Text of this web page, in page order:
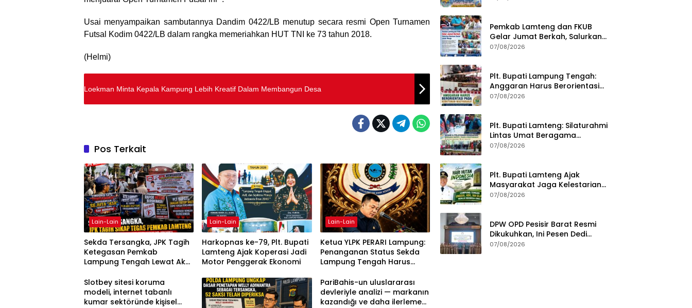
Usai menyampaikan sambutannya Dandim 0422/LB menutup secara resmi Open Turnamen
Futsal Kodim 0422/LB dalam rangka memeriahkan HUT TNI ke 73 tahun 2018.
(Helmi)
Loekman Minta Kepala Kampung Lebih Kreatif Dalam Membangun Desa
Pos Terkait
Lain-Lain
Sekda Tersangka, JPK Tagih
Ketegasan Pemkab
Lampung Tengah Lewat Aksi
Lain-Lain
Harkopnas ke-79, Plt. Bupati
Lamteng Ajak Koperasi Jadi
Motor Penggerak Ekonomi
Lain-Lain
Ketua YLPK PERARI Lampung:
Penanganan Status Sekda
Lampung Tengah Harus
Tekanan Opini
Slotbey sitesi koruma
modeli, internet tabanlı
kumar sektöründe kişisel
PariBahis-un uluslararası
devleriyle analizi — markanın
kazandığı ve daha ilerlemesi
Pemkab Lamteng dan FKUB
Gelar Jumat Berkah, Salurkan
Bantuan Sosial untuk Warga
07/08/2026
Plt. Bupati Lampung Tengah:
Anggaran Harus Berorientasi
pada Kebutuhan Masyarakat
07/08/2026
Plt. Bupati Lamteng: Silaturahmi
Lintas Umat Beragama
Menjaga Kondusivitas Daerah
07/08/2026
Plt. Bupati Lamteng Ajak
Masyarakat Jaga Kelestarian
Alam pada Peringatan Hari
07/08/2026
DPW OPD Pesisir Barat Resmi
Dikukuhkan, Ini Pesen Dedi
Irawan
07/08/2026